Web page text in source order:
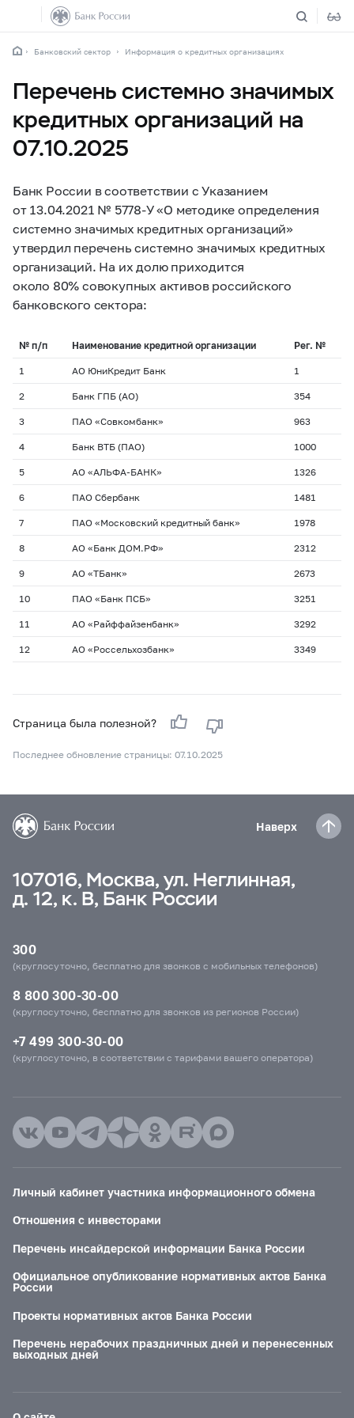
Банковский сектор Информация о кредитных организациях
Перечень системно значимых
кредитных организаций на
07.10.2025
Банк России в соответствии с Указанием
от 13.04.2021 № 5778-У«О методике определения
системно значимых кредитных организаций»
утвердил перечень системно значимых кредитных
организаций. На их долю приходится
около 80% совокупных активов российского
банковского сектора:
№ п/п Наименование кредитной организации Рег. №
1 АО ЮниКредит Банк 1
2 Банк ГПБ (АО) 354
3 ПАО «Совкомбанк» 963
4 Банк ВТБ (ПАО) 1000
5 АО «АЛЬФА-БАНК» 1326
6 ПАО Сбербанк 1481
7 ПАО «Московский кредитный банк» 1978
8 АО «Банк ДОМ.РФ» 2312
9 АО «ТБанк» 2673
10 ПАО «Банк ПСБ» 3251
11 АО «Райффайзенбанк» 3292
12 АО «Россельхозбанк» 3349
Страница была полезной?
Последнее обновление страницы: 07.10.2025
Наверх
107016, Москва, ул. Неглинная,
д. 12, к. В, Банк России
300
(круглосуточно, бесплатно для звонков с мобильных телефонов)
8 800 300-30-00
(круглосуточно, бесплатно для звонков из регионов России)
+7 499 300-30-00
(круглосуточно, в соответствии с тарифами вашего оператора)
Личный кабинет участника информационного обмена
Отношения с инвесторами
Перечень инсайдерской информации Банка России
Официальное опубликование нормативных актов Банка
России
Проекты нормативных актов Банка России
Перечень нерабочих праздничных дней и перенесенных
выходных дней